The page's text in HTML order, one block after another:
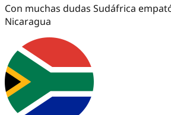
Con muchas dudas Sudáfrica
Nicaragua